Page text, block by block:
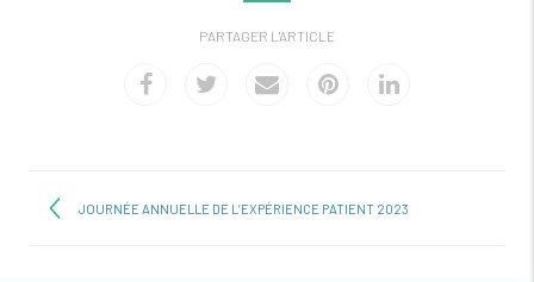
PARTAGER L'ARTICLE
JOURNÉE ANNUELLE DE L’EXPÉRIENCE PATIENT 2023